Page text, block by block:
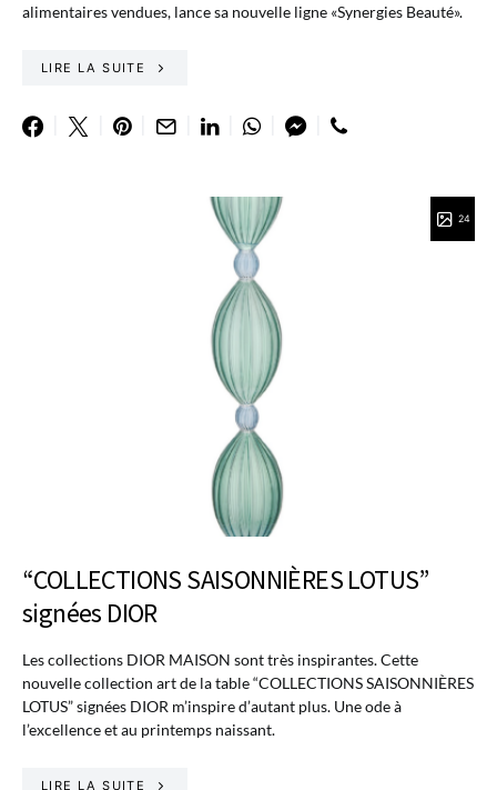
alimentaires vendues, lance sa nouvelle ligne «Synergies Beauté».
LIRE LA SUITE
24
“COLLECTIONS SAISONNIÈRES LOTUS”
signées DIOR
Les collections DIOR MAISON sont très inspirantes. Cette
nouvelle collection art de la table “COLLECTIONS SAISONNIÈRES
LOTUS” signées DIOR m’inspire d’autant plus. Une ode à
l’excellence et au printemps naissant.
LIRE LA SUITE